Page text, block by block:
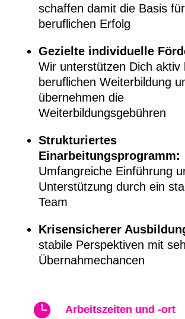
schaffen damit die Basis
beruflichen Erfolg
Gezielte individuelle
Wir unterstützen Dich aktiv
beruflichen Weiterbildung
übernehmen die
Weiterbildungsgebühren
Strukturiertes
Einarbeitungsprogramm:
Umfangreiche Einführung
Unterstützung durch ein
Team
Krisensicherer
stabile Perspektiven mit
Übernahmechancen
 Arbeitszeiten und -ort